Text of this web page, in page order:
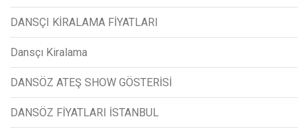
DANSÇI KİRALAMA FİYATLARI
Dansçı Kiralama
DANSÖZ ATEŞ SHOW GÖSTERİSİ
DANSÖZ FİYATLARI İSTANBUL